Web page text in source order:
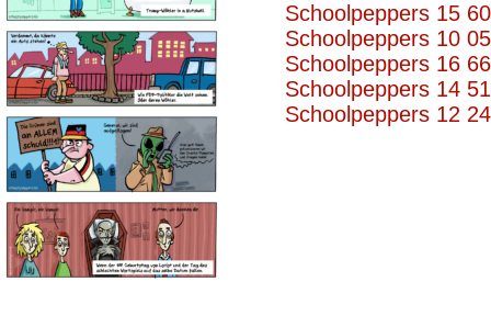
Schoolpeppers 15
Schoolpeppers 10
Schoolpeppers 16
Schoolpeppers 14
Schoolpeppers 12